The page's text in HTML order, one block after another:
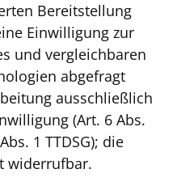
Bereitstellung
Einwilligung zur
und vergleichbaren
abgefragt
ausschließlich
(Art. 6 Abs.
1 TTDSG); die
widerrufbar.